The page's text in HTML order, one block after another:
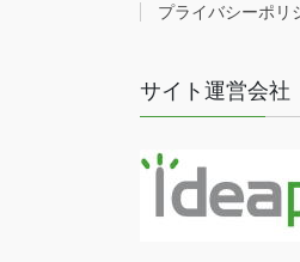
プライバシーポリ
サイト運営会社